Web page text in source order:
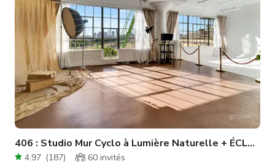
406 : Studio Mur Cyclo à Lumière Naturelle +
4.97 (187) 60 invités